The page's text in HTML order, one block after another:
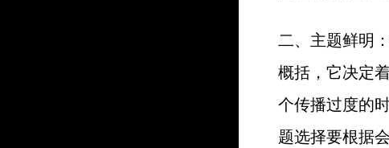
二、主题鲜明
概括，它决定
个传播过度的
题选择要根据